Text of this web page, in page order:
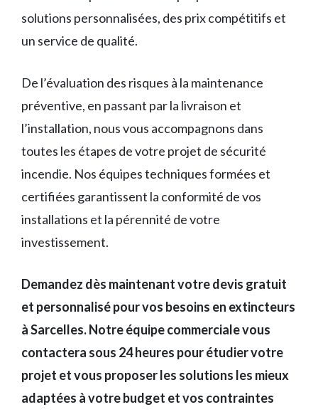
solutions personnalisées, des prix compétitifs et
un service de qualité.
De l’évaluation des risques à la maintenance
préventive, en passant par la livraison et
l’installation, nous vous accompagnons dans
toutes les étapes de votre projet de sécurité
incendie. Nos équipes techniques formées et
certifiées garantissent la conformité de vos
installations et la pérennité de votre
investissement.
Demandez dès maintenant votre devis gratuit
et personnalisé pour vos besoins en extincteurs
à Sarcelles. Notre équipe commerciale vous
contactera sous 24 heures pour étudier votre
projet et vous proposer les solutions les mieux
adaptées à votre budget et vos contraintes